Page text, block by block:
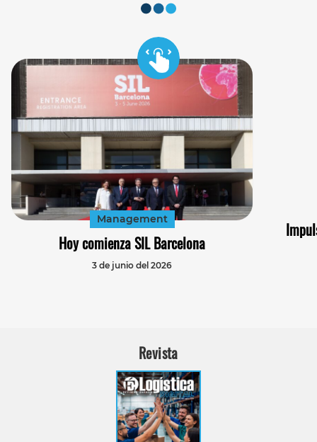
Management
Hoy comienza SIL Barcelona
3 de junio del 2026
Revista